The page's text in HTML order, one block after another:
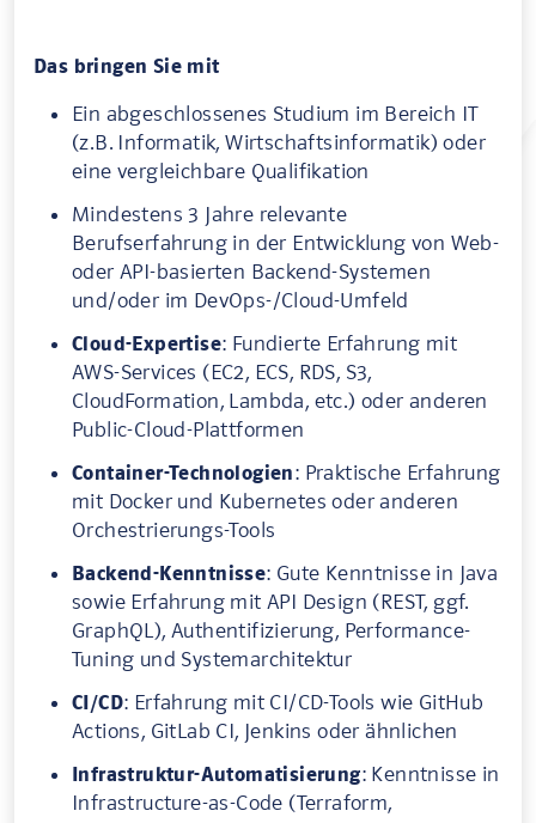
Das bringen Sie mit
Ein abgeschlossenes Studium im Bereich IT
(z.B. Informatik, Wirtschaftsinformatik) oder
eine vergleichbare Qualifikation
Mindestens 3 Jahre relevante
Berufserfahrung in der Entwicklung von Web-
oder API-basierten Backend-Systemen
und/oder im DevOps-/Cloud-Umfeld
Cloud-Expertise: Fundierte Erfahrung mit
AWS-Services (EC2, ECS, RDS, S3,
CloudFormation, Lambda, etc.) oder anderen
Public-Cloud-Plattformen
Container-Technologien: Praktische Erfahrung
mit Docker und Kubernetes oder anderen
Orchestrierungs-Tools
Backend-Kenntnisse: Gute Kenntnisse in Java
sowie Erfahrung mit API Design (REST, ggf.
GraphQL), Authentifizierung, Performance-
Tuning und Systemarchitektur
CI/CD: Erfahrung mit CI/CD-Tools wie GitHub
Actions, GitLab CI, Jenkins oder ähnlichen
Infrastruktur-Automatisierung: Kenntnisse in
Infrastructure-as-Code (Terraform,